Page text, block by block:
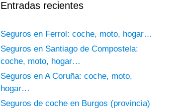
Entradas recientes
Seguros en Ferrol: coche, moto, hogar…
Seguros en Santiago de Compostela:
coche, moto, hogar…
Seguros en A Coruña: coche, moto,
hogar…
Seguros de coche en Burgos (provincia)